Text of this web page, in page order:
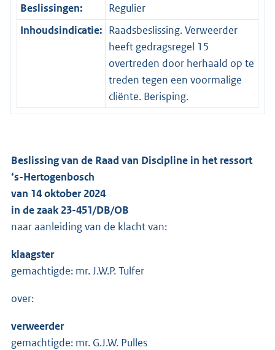
Beslissingen:
Regulier
Inhoudsindicatie: Raadsbeslissing. Verweerder
heeft gedragsregel 15
overtreden door herhaald op te
treden tegen een voormalige
cliënte. Berisping.
Beslissing van de Raad van Discipline in het ressort
‘s-Hertogenbosch
van 14 oktober 2024
in de zaak 23-451/DB/OB
naar aanleiding van de klacht van:
klaagster
gemachtigde: mr. J.W.P. Tulfer
over:
verweerder
gemachtigde: mr. G.J.W. Pulles